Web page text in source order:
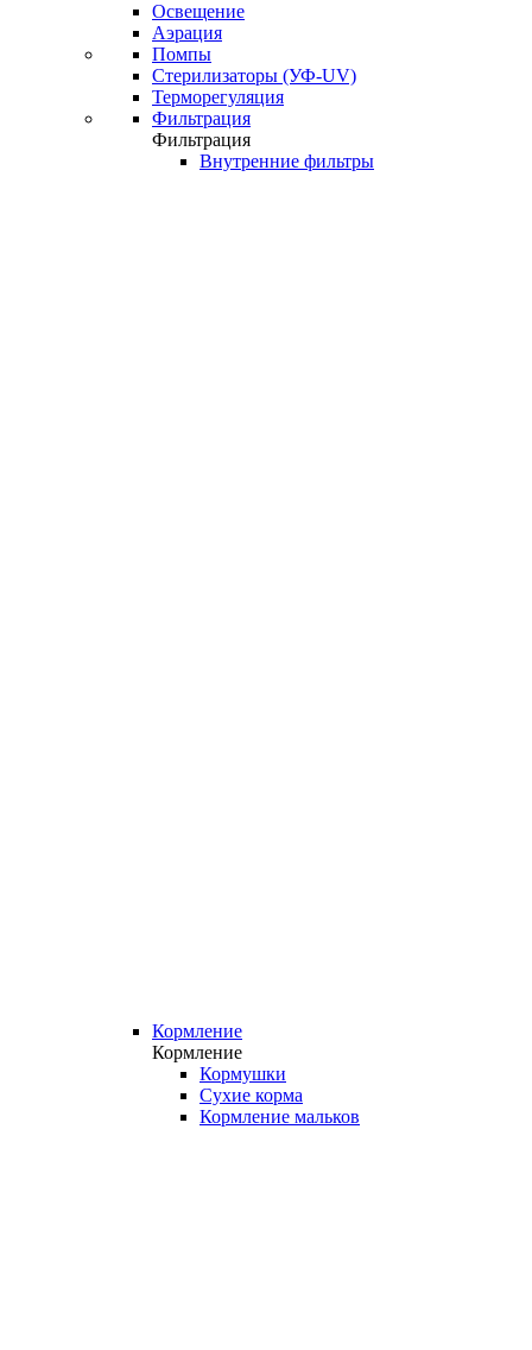
Освещение
Аэрация
Помпы
Стерилизаторы (УФ-UV)
Терморегуляция
Фильтрация
Фильтрация
Внутренние фильтры
Кормление
Кормление
Кормушки
Сухие корма
Кормление мальков